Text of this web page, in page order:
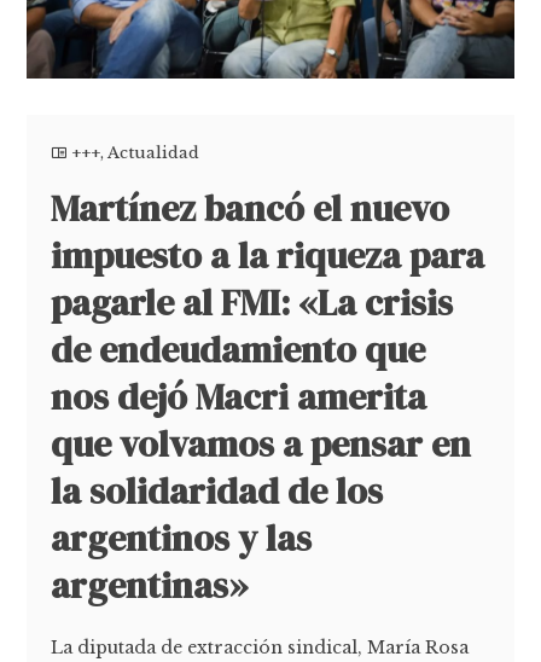
+++,Actualidad
Martínez bancó el nuevo
impuesto a la riqueza para
pagarle al FMI: «La crisis
de endeudamiento que
nos dejó Macri amerita
que volvamos a pensar en
la solidaridad de los
argentinos y las
argentinas»
La diputada de extracción sindical, María Rosa